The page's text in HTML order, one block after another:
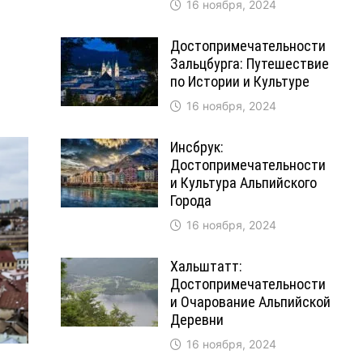
16 ноября, 2024
Достопримечательности
Зальцбурга: Путешествие
по Истории и Культуре
16 ноября, 2024
Инсбрук:
Достопримечательности
и Культура Альпийского
Города
16 ноября, 2024
Хальштатт:
Достопримечательности
и Очарование Альпийской
Деревни
16 ноября, 2024